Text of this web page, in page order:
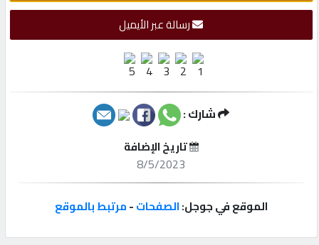
إتصل
رسالة عبر الأيميل
شارك :
تاريخ الإضافة
8/5/2023
الموقع في جوجل:الصفحات-مرتبط بالموقع